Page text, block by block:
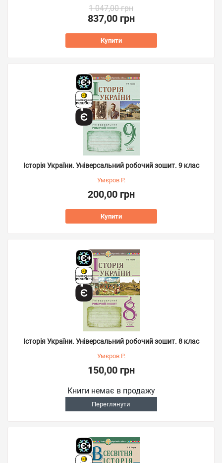
1 047,00 грн
837,00 грн
Купити
Історія України. Універсальний робочий зошит. 9 клас
Умєров Р.
200,00 грн
Купити
Історія України. Універсальний робочий зошит. 8 клас
Умєров Р.
150,00 грн
Книги немає в продажу
Переглянути